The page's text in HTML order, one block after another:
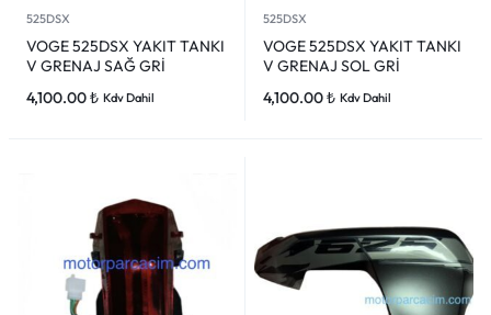
525DSX
VOGE 525DSX YAKIT TANKI
V GRENAJ SAĞ GRİ
4,100.00₺ Kdv Dahil
525DSX
VOGE 525DSX YAKIT TANKI
V GRENAJ SOL GRİ
4,100.00₺ Kdv Dahil